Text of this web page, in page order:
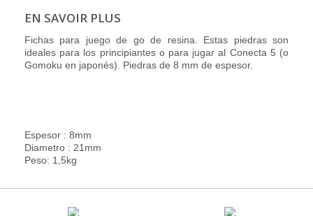
EN SAVOIR PLUS
Fichas para juego de go de resina. Estas piedras son
ideales para los principiantes o para jugar al Conecta 5 (o
Gomoku en japonés). Piedras de 8 mm de espesor.
Espesor : 8mm
Diametro : 21mm
Peso: 1,5kg